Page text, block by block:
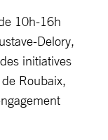
10h-16h
Delory,
initiatives
Roubaix,